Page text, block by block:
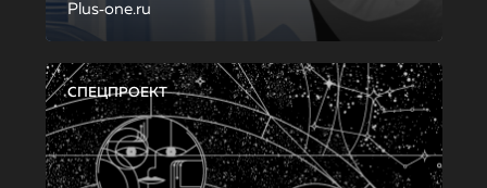
Plus‑one.ru
СПЕЦПРОЕКТ